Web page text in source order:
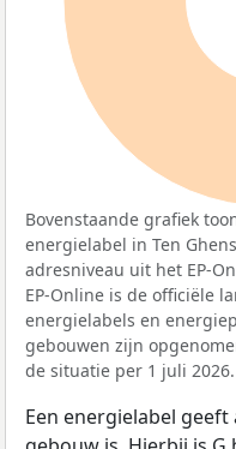
Bovenstaande grafiek
energielabel in Ten
adresniveau uit het EP-
EP-Online is de officiële
energielabels en
gebouwen zijn
de situatie per 1 juli 2026.
Een energielabel